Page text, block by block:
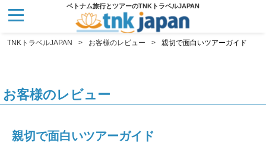
ベトナム旅行とツアーのTNKトラベルJAPAN
TNKトラベルJAPAN お客様のレビュー 親切で面白いツアーガイド
お客様のレビュー
親切で面白いツアーガイド